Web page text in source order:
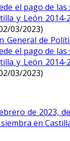
el pago de
y León
03/2023)
General de
el pago de
y León
03/2023)
de 2023,
en